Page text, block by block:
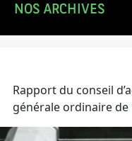
NOS ARCHIVES
Mise à jour le : 9 Déc 2021
Rapport du conseil
générale ordinaire de